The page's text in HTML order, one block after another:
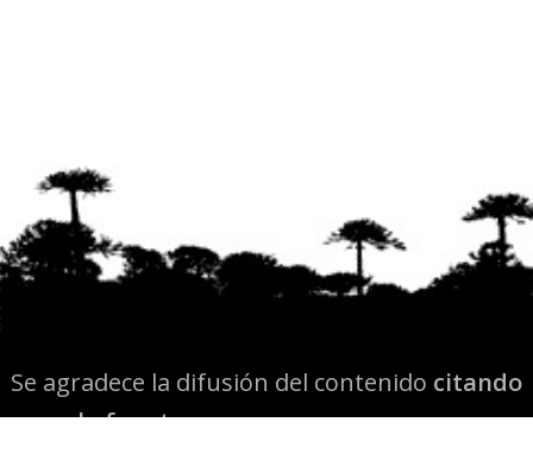
Se agradece la difusión del contenido citando
la fuente www.mapuexpress.org